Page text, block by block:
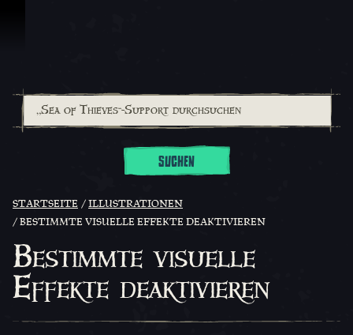
SUCHEN
STARTSEITE
ILLUSTRATIONEN
BESTIMMTE VISUELLE EFFEKTE DEAKTIVIEREN
Bestimmte visuelle
Effekte deaktivieren